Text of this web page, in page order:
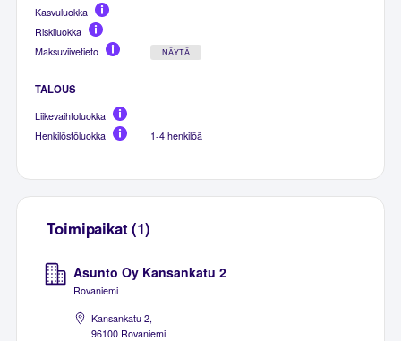
Kasvuluokka
Riskiluokka
Maksuviivetieto
NÄYTÄ
TALOUS
Liikevaihtoluokka
Henkilöstöluokka
1-4 henkilöä
Toimipaikat (1)
Asunto Oy Kansankatu 2
Rovaniemi
Kansankatu 2,
96100 Rovaniemi